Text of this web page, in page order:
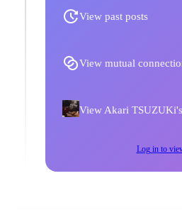
View past posts
View mutual
View Akari
Log in to